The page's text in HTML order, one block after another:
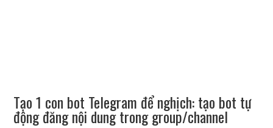
Tạo 1 con bot Telegram để nghịch: tạo bot tự
động đăng nội dung trong group/channel